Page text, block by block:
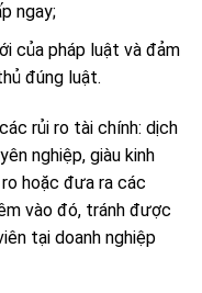
ngay;
của pháp luật và đảm
đúng luật.
rủi ro tài chính: dịch
nghiệp, giàu kinh
hoặc đưa ra các
vào đó, tránh được
tại doanh nghiệp